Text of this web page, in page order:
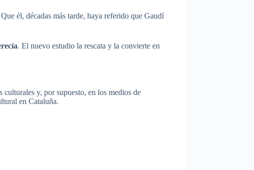
él, décadas más tarde, haya referido que Gaudí
. El nuevo estudio la rescata y la convierte en
y, por supuesto, en los medios de
en Cataluña.